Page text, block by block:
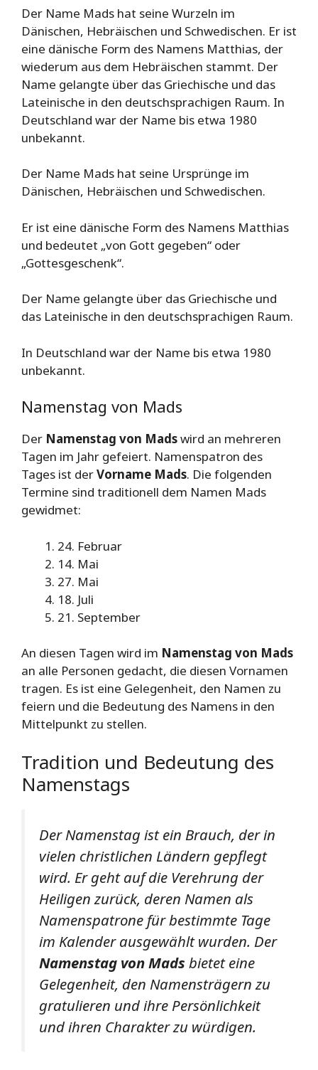
Der Name Mads hat seine Wurzeln im
Dänischen, Hebräischen und Schwedischen. Er ist
eine dänische Form des Namens Matthias, der
wiederum aus dem Hebräischen stammt. Der
Name gelangte über das Griechische und das
Lateinische in den deutschsprachigen Raum. In
Deutschland war der Name bis etwa 1980
unbekannt.
Der Name Mads hat seine Ursprünge im
Dänischen, Hebräischen und Schwedischen.
Er ist eine dänische Form des Namens Matthias
und bedeutet „von Gott gegeben“ oder
„Gottesgeschenk“.
Der Name gelangte über das Griechische und
das Lateinische in den deutschsprachigen Raum.
In Deutschland war der Name bis etwa 1980
unbekannt.
Namenstag von Mads
Der Namenstag von Madswird an mehreren
Tagen im Jahr gefeiert. Namenspatron des
Tages ist derVorname Mads. Die folgenden
Termine sind traditionell dem Namen Mads
gewidmet:
24. Februar
14. Mai
27. Mai
18. Juli
21. September
An diesen Tagen wird im Namenstag von Mads
an alle Personen gedacht, die diesen Vornamen
tragen. Es ist eine Gelegenheit, den Namen zu
feiern und die Bedeutung des Namens in den
Mittelpunkt zu stellen.
Tradition und Bedeutung des
Namenstags
Der Namenstag ist ein Brauch, der in
vielen christlichen Ländern gepflegt
wird. Er geht auf die Verehrung der
Heiligen zurück, deren Namen als
Namenspatrone für bestimmte Tage
im Kalender ausgewählt wurden. Der
Namenstag von Mads bietet eine
Gelegenheit, den Namensträgern zu
gratulieren und ihre Persönlichkeit
und ihren Charakter zu würdigen.